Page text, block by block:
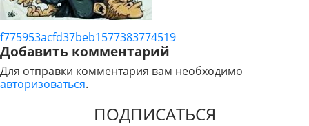
НАВИГАЦИЯ
ПО
ЗАПИСЯМ
f775953acfd37beb1577383774519
Добавить комментарий
Для отправки комментария вам необходимо
авторизоваться.
ПОДПИСАТЬСЯ